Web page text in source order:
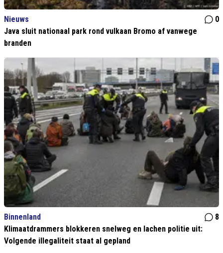
Nieuws
0
Java sluit nationaal park rond vulkaan Bromo af vanwege
branden
Binnenland
8
Klimaatdrammers blokkeren snelweg en lachen politie uit:
Volgende illegaliteit staat al gepland